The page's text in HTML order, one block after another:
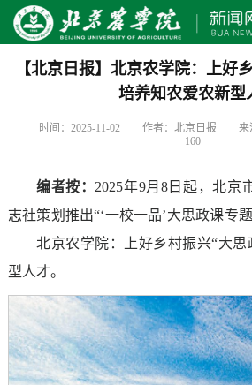
【北京日报】北京农学院：上好
培养知农爱农新型
时间：2025-11-02 作者：北京日报 来
160
编者按： 2025年9月8日起，北京
志社策划推出“‘一校一品’大思政课专
——北京农学院：上好乡村振兴“大思
型人才。